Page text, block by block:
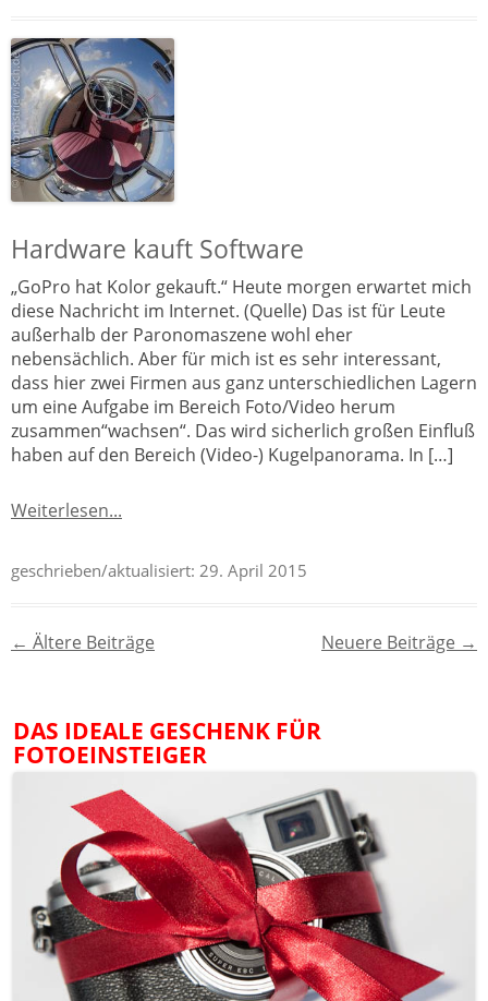
Hardware kauft Software
„GoPro hat Kolor gekauft.“ Heute morgen erwartet mich
diese Nachricht im Internet. (Quelle) Das ist für Leute
außerhalb der Paronomaszene wohl eher
nebensächlich. Aber für mich ist es sehr interessant,
dass hier zwei Firmen aus ganz unterschiedlichen Lagern
um eine Aufgabe im Bereich Foto/Video herum
zusammen“wachsen“. Das wird sicherlich großen Einfluß
haben auf den Bereich (Video-) Kugelpanorama. In […]
Weiterlesen...
geschrieben/aktualisiert: 29. April 2015
Beitragsnavigation
← Ältere Beiträge Neuere Beiträge →
DAS IDEALE GESCHENK FÜR
FOTOEINSTEIGER